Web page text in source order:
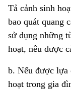
Tả cảnh sinh
bao quát quang
sử dụng những
hoạt, nêu được
b. Nếu được lựa
hoạt trong gia